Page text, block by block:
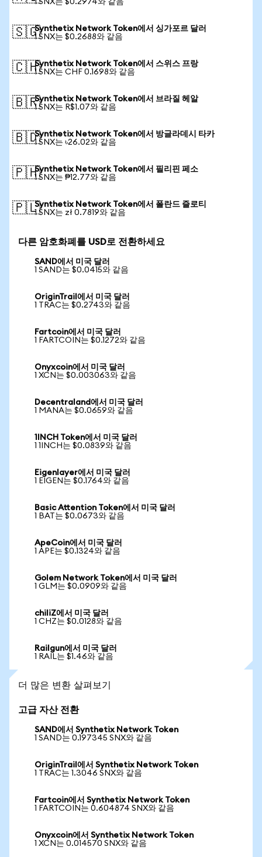
1 SNX는 $0.2974와 같음
🇸🇬Synthetix Network Token에서 싱가포르 달러
1 SNX는 $0.2688와 같음
🇨🇭Synthetix Network Token에서 스위스 프랑
1 SNX는 CHF 0.1698와 같음
🇧🇷Synthetix Network Token에서 브라질 헤알
1 SNX는 R$1.07와 같음
🇧🇩Synthetix Network Token에서 방글라데시 타카
1 SNX는 ৳26.02와 같음
🇵🇭Synthetix Network Token에서 필리핀 페소
1 SNX는 ₱12.77와 같음
🇵🇱Synthetix Network Token에서 폴란드 즐로티
1 SNX는 zł 0.7819와 같음
다른 암호화폐를 USD로 전환하세요
SAND에서 미국 달러
1 SAND는 $0.0415와 같음
OriginTrail에서 미국 달러
1 TRAC는 $0.2743와 같음
Fartcoin에서 미국 달러
1 FARTCOIN는 $0.1272와 같음
Onyxcoin에서 미국 달러
1 XCN는 $0.003063와 같음
Decentraland에서 미국 달러
1 MANA는 $0.0659와 같음
1INCH Token에서 미국 달러
1 1INCH는 $0.0839와 같음
Eigenlayer에서 미국 달러
1 EIGEN는 $0.1764와 같음
Basic Attention Token에서 미국 달러
1 BAT는 $0.0673와 같음
ApeCoin에서 미국 달러
1 APE는 $0.1324와 같음
Golem Network Token에서 미국 달러
1 GLM는 $0.0909와 같음
chiliZ에서 미국 달러
1 CHZ는 $0.0128와 같음
Railgun에서 미국 달러
1 RAIL는 $1.46와 같음
더 많은 변환 살펴보기
고급 자산 전환
SAND에서 Synthetix Network Token
1 SAND는 0.197345 SNX와 같음
OriginTrail에서 Synthetix Network Token
1 TRAC는 1.3046 SNX와 같음
Fartcoin에서 Synthetix Network Token
1 FARTCOIN는 0.604874 SNX와 같음
Onyxcoin에서 Synthetix Network Token
1 XCN는 0.014570 SNX와 같음